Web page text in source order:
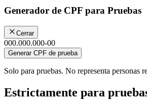
Generador de CPF para Pruebas
Cerrar
000.000.000-00
Generar CPF de prueba
Solo para pruebas. No representa personas
Estrictamente para